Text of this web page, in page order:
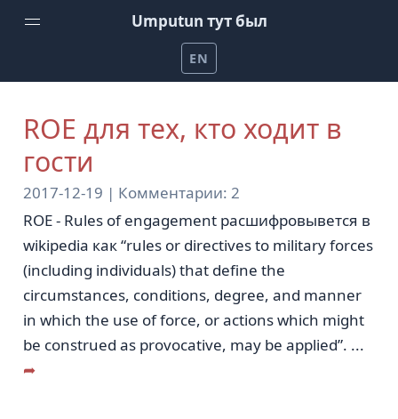
Umputun тут был
Домой
Еженедельный подкаст от Umputun
Канал на YouTube
Проекты Umputun
Помочь на patreon
EN
ROE для тех, кто ходит в
гости
2017-12-19 | Комментарии: 2
ROE - Rules of engagement расшифровывется в
wikipedia как “rules or directives to military forces
(including individuals) that define the
circumstances, conditions, degree, and manner
in which the use of force, or actions which might
be construed as provocative, may be applied”. ...
➦